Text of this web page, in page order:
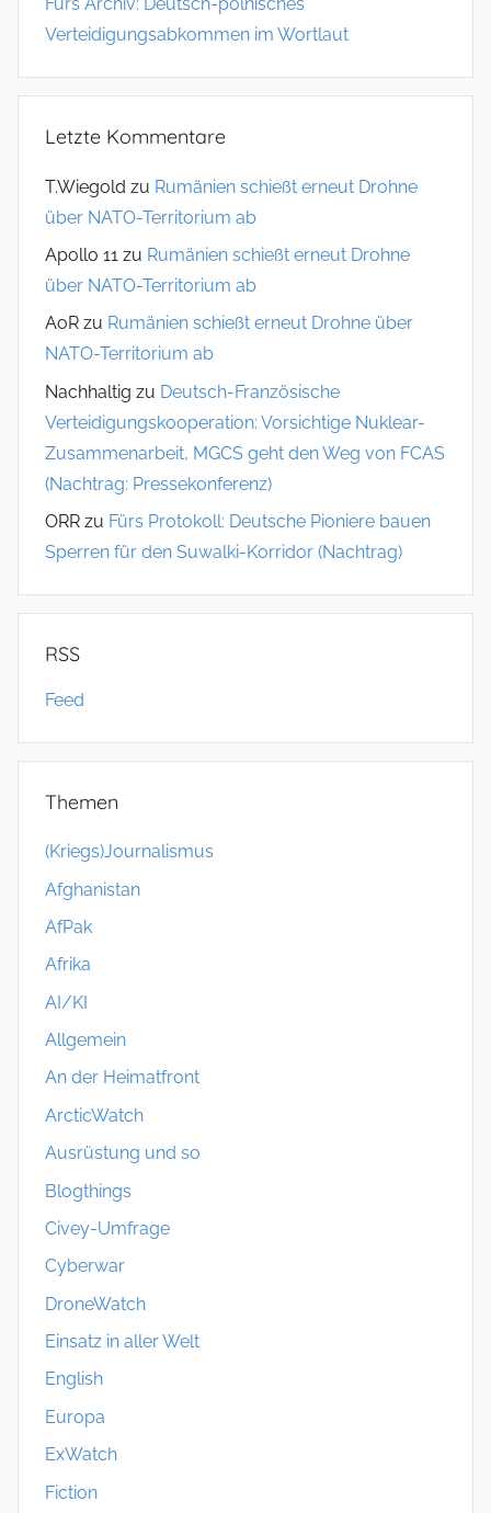
Fürs Archiv: Deutsch-polnisches
Verteidigungsabkommen im Wortlaut
Letzte Kommentare
T.Wiegold zu Rumänien schießt erneut Drohne
über NATO-Territorium ab
Apollo 11 zu Rumänien schießt erneut Drohne
über NATO-Territorium ab
AoR zu Rumänien schießt erneut Drohne über
NATO-Territorium ab
Nachhaltig zu Deutsch-Französische
Verteidigungskooperation: Vorsichtige Nuklear-
Zusammenarbeit, MGCS geht den Weg von FCAS
(Nachtrag: Pressekonferenz)
ORR zu Fürs Protokoll: Deutsche Pioniere bauen
Sperren für den Suwalki-Korridor (Nachtrag)
RSS
Feed
Themen
(Kriegs)Journalismus
Afghanistan
AfPak
Afrika
AI/KI
Allgemein
An der Heimatfront
ArcticWatch
Ausrüstung und so
Blogthings
Civey-Umfrage
Cyberwar
DroneWatch
Einsatz in aller Welt
English
Europa
ExWatch
Fiction